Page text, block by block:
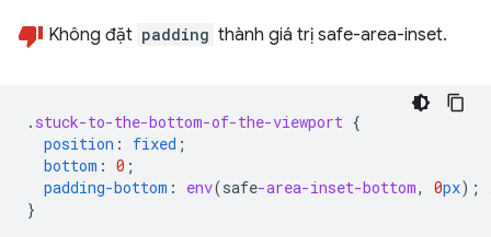
Không đặt padding thành giá trị safe-area-inset.
. stuck-to-the-bottom-of-the-viewport {
position : fixed ;
bottom : 0 ;
padding-bottom : env(safe-area-inset-bottom, 0px);
}